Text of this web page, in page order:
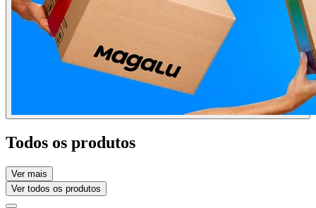
Todos os produtos
Ver mais
Ver todos os produtos